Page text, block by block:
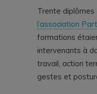
Trente
l’association
formations
intervenants à
travail, action
gestes et